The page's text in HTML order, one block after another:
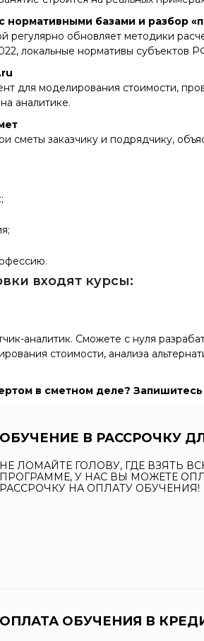
нормативными базами и разбор
регулярно обновляет методики
локальные нормативы субъектов
для моделирования стоимости,
аналитике.
сметы заказчику и подрядчику,
входят курсы:
аналитик. Сможете с нуля
стоимости, анализа
в сметном деле?
ОБУЧЕНИЕ В РАССРОЧКУ
НЕ ЛОМАЙТЕ ГОЛОВУ, ГДЕ ВЗЯТЬ
ПРОГРАММЕ, У НАС ВЫ МОЖЕТЕ
РАССРОЧКУ НА ОПЛАТУ ОБУЧЕНИЯ!
ОПЛАТА ОБУЧЕНИЯ В